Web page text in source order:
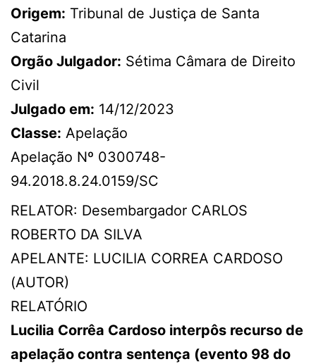
Origem: Tribunal de Justiça de Santa
Catarina
Orgão Julgador: Sétima Câmara de Direito
Civil
Julgado em: 14/12/2023
Classe: Apelação
Apelação Nº 0300748-
94.2018.8.24.0159/SC
RELATOR: Desembargador CARLOS
ROBERTO DA SILVA
APELANTE: LUCILIA CORREA CARDOSO
(AUTOR)
RELATÓRIO
Lucilia Corrêa Cardoso interpôs recurso de
apelação contra sentença (evento 98 do